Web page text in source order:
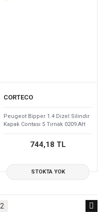
CORTECO
Peugeot Bipper 1.4 Dizel Silindir
Kapak Contası 5 Tırnak 0209.AH
744,18 TL
STOKTA YOK
2